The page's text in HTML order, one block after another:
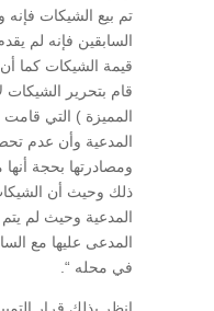
تم بيع الشيكات فإنه
السابقين فإنه لم
قيمة الشيكات كما
قام بتحرير الشيكات
المميزة ) التي قامت
المدعية وأن عدم
ومصادرتها بحجة
ذلك وحيث أن
المدعية وحيث لم
المدعى عليها مع
في محله “.
انظر بذلك قرار